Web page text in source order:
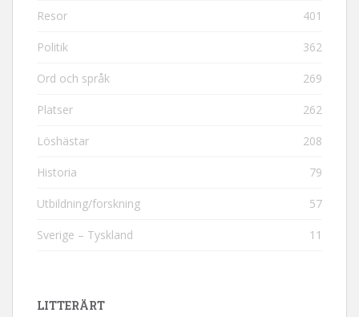
Resor 401
Politik 362
Ord och språk 269
Platser 262
Löshästar 208
Historia 79
Utbildning/forskning 57
Sverige – Tyskland 11
LITTERÄRT